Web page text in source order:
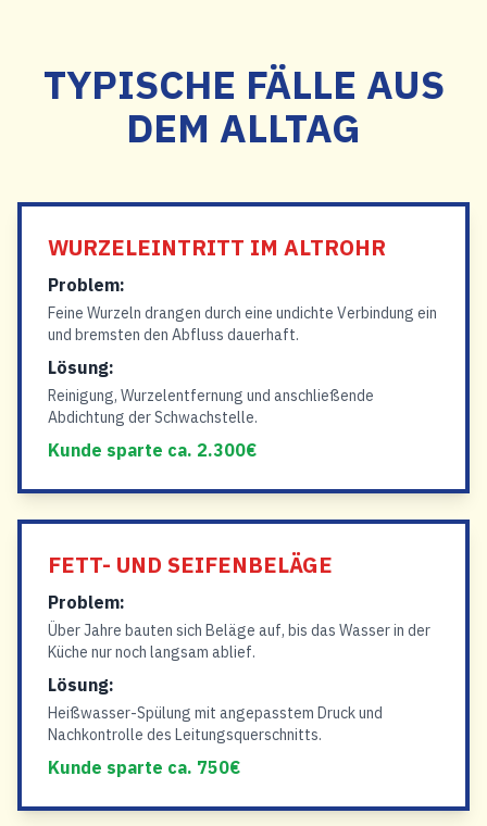
TYPISCHE FÄLLE AUS
DEM ALLTAG
WURZELEINTRITT IM ALTROHR
Problem:
Feine Wurzeln drangen durch eine undichte Verbindung ein
und bremsten den Abfluss dauerhaft.
Lösung:
Reinigung, Wurzelentfernung und anschließende
Abdichtung der Schwachstelle.
Kunde sparte ca. 2.300€
FETT- UND SEIFENBELÄGE
Problem:
Über Jahre bauten sich Beläge auf, bis das Wasser in der
Küche nur noch langsam ablief.
Lösung:
Heißwasser-Spülung mit angepasstem Druck und
Nachkontrolle des Leitungsquerschnitts.
Kunde sparte ca. 750€